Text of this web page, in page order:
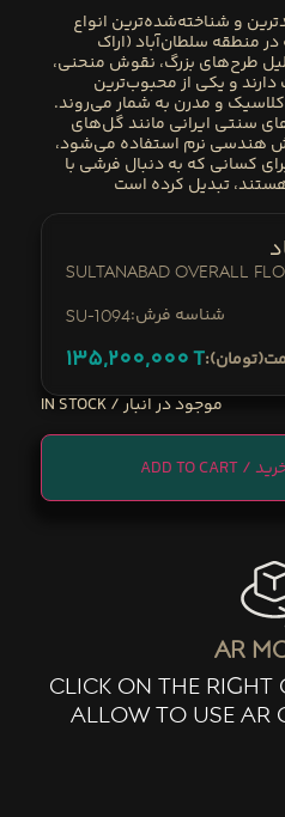
و شناخته‌شده‌ترین انواع
منطقه سلطان‌آباد (اراک
طرح‌های بزرگ، نقوش منحنی،
و یکی از محبوب‌ترین
و مدرن به شمار می‌روند.
سنتی ایرانی مانند گل‌های
هندسی نرم استفاده می‌شود،
کسانی که به دنبال فرشی با
تبدیل کرده است
Sultanabad Overall
SU-1094 :شناسه فرش
135,200,000T
IN STOCK
ADD TO CART
ar
click on the right
allow to use ar